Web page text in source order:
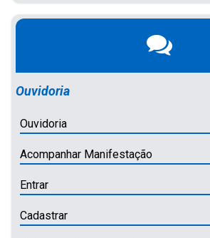
Ouvidoria
Ouvidoria
Acompanhar Manifestação
Entrar
Cadastrar